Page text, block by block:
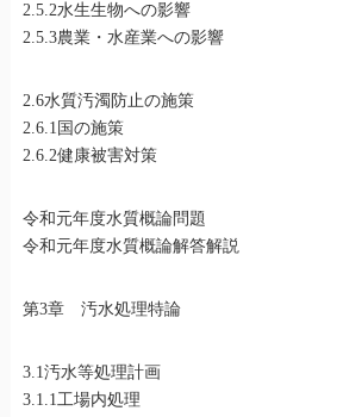
2.5.2水生生物への影響
2.5.3農業・水産業への影響
2.6水質汚濁防止の施策
2.6.1国の施策
2.6.2健康被害対策
令和元年度水質概論問題
令和元年度水質概論解答解説
第3章 汚水処理特論
3.1汚水等処理計画
3.1.1工場内処理